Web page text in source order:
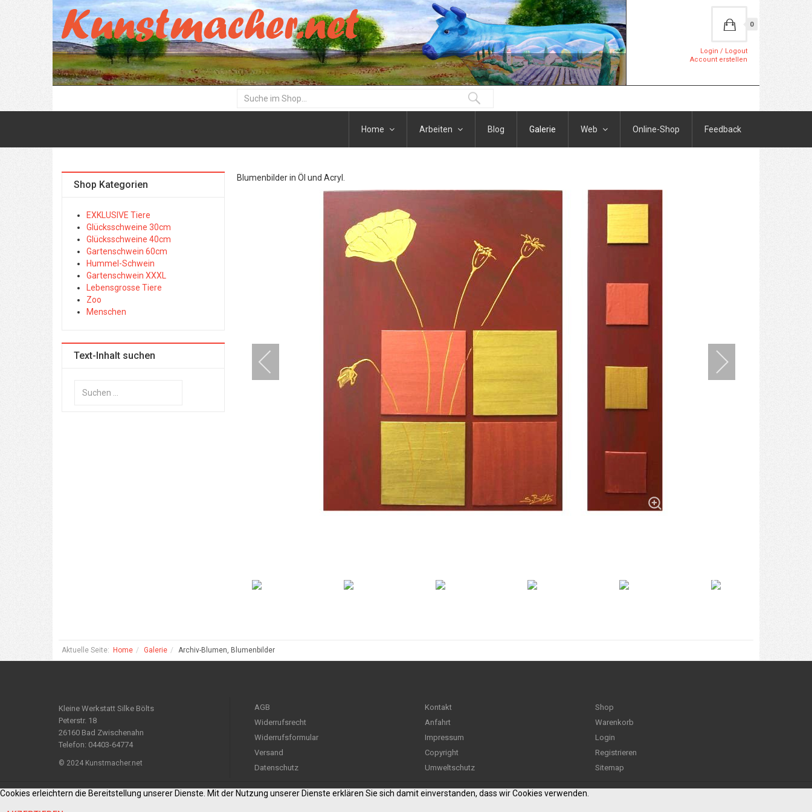
0
Login / Logout
Account erstellen
Home Arbeiten Blog Galerie Web Online-Shop Feedback
Blumenbilder in Öl und Acryl.
Shop Kategorien
EXKLUSIVE Tiere
Glücksschweine 30cm
Glücksschweine 40cm
Gartenschwein 60cm
Hummel-Schwein
Gartenschwein XXXL
Lebensgrosse Tiere
Zoo
Menschen
Text-Inhalt suchen
Aktuelle Seite: Home Galerie Archiv-Blumen, Blumenbilder
Kleine Werkstatt Silke Bölts
Peterstr. 18
26160 Bad Zwischenahn
Telefon: 04403-64774
© 2024 Kunstmacher.net
AGB
Widerrufsrecht
Widerrufsformular
Versand
Datenschutz
Kontakt
Anfahrt
Impressum
Copyright
Umweltschutz
Shop
Warenkorb
Login
Registrieren
Sitemap
Cookies erleichtern die Bereitstellung unserer Dienste. Mit der Nutzung unserer Dienste erklären Sie sich damit einverstanden, dass wir Cookies verwenden.